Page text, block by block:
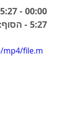
00:00 - 5:27: מידע שווה לכל החדשים והחדשות
5:27 - הסוף: פתרון החידה עצמה
mp4/file.m